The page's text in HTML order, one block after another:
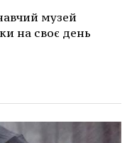
музей
на своє день